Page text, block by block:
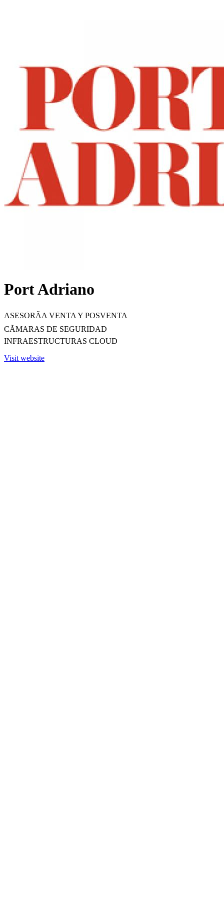
Port Adriano
ASESORÃA VENTA Y POSVENTA
CÃMARAS DE SEGURIDAD
INFRAESTRUCTURAS CLOUD
Visit website